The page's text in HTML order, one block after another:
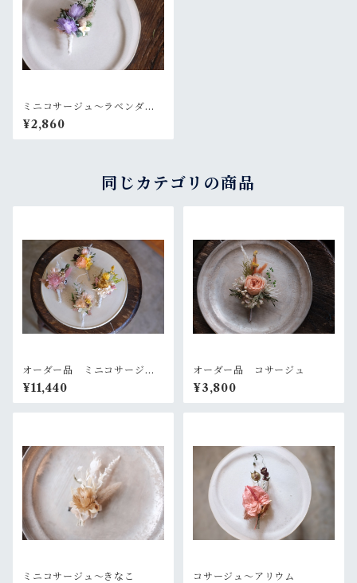
ミニコサージュ〜ラベンダー
パープル
¥2,860
同じカテゴリの商品
オーダー品 ミニコサージュ
４点セット
¥11,440
オーダー品 コサージュ
¥3,800
ミニコサージュ〜きなこ コサージュ〜アリウム